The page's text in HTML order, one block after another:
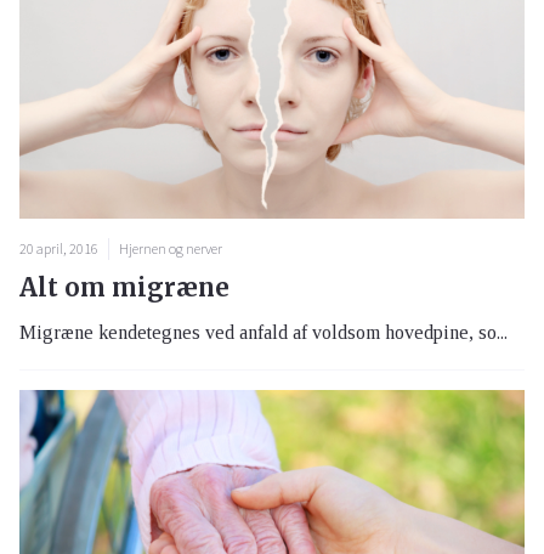
20 april, 2016 Hjernen og nerver
Alt om migræne
Migræne kendetegnes ved anfald af voldsom hovedpine, so...